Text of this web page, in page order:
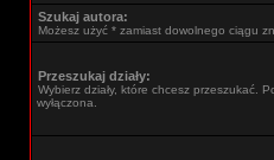
Szukaj autora:
Możesz użyć * zamiast dowolnego ciągu
Przeszukaj działy:
Wybierz działy, które chcesz przeszukać.
wyłączona.